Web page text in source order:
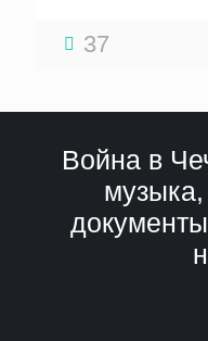
37
Война в
музыка,